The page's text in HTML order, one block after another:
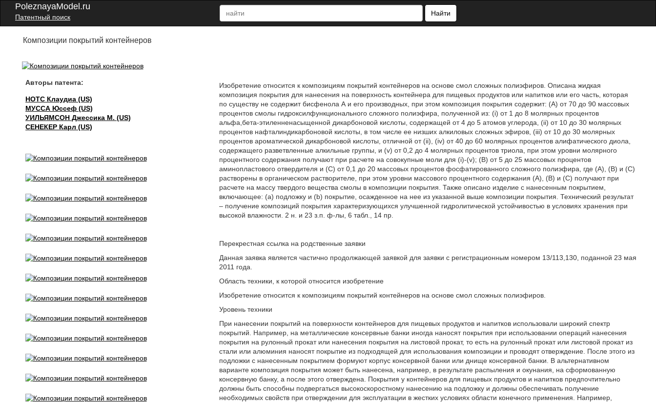
PoleznayaModel.ru
Патентный поиск
Найти
Композиции покрытий контейнеров
Авторы патента:
НОТС Клаудиа (US)
МУССА Юссеф (US)
УИЛЬЯМСОН Джессика М. (US)
СЕНЕКЕР Карл (US)
Изобретение относится к композициям покрытий контейнеров на основе смол сложных полиэфиров. Описана жидкая
композиция покрытия для нанесения на поверхность контейнера для пищевых продуктов или напитков или его часть, которая
по существу не содержит бисфенола А и его производных, при этом композиция покрытия содержит: (А) от 70 до 90 массовых
процентов смолы гидроксилфункционального сложного полиэфира, полученной из: (i) от 1 до 8 молярных процентов
альфа,бета-этиленненасыщенной дикарбоновой кислоты, содержащей от 4 до 5 атомов углерода, (ii) от 10 до 30 молярных
процентов нафталиндикарбоновой кислоты, в том числе ее низших алкиловых сложных эфиров, (iii) от 10 до 30 молярных
процентов ароматической дикарбоновой кислоты, отличной от (ii), (iv) от 40 до 60 молярных процентов алифатического диола,
содержащего разветвленные алкильные группы, и (v) от 0,2 до 4 молярных процентов триола, при этом уровни молярного
процентного содержания получают при расчете на совокупные моли для (i)-(v); (B) от 5 до 25 массовых процентов
аминопластового отвердителя и (С) от 0,1 до 20 массовых процентов фосфатированного сложного полиэфира, где (А), (B) и (С)
растворены в органическом растворителе, при этом уровни массового процентного содержания (А), (В) и (С) получают при
расчете на массу твердого вещества смолы в композиции покрытия. Также описано изделие с нанесенным покрытием,
включающее: (a) подложку и (b) покрытие, осажденное на нее из указанной выше композиции покрытия. Технический результат
– получение композиций покрытия характеризующихся улучшенной гидролитической устойчивостью в условиях хранения при
высокой влажности. 2 н. и 23 з.п. ф-лы, 6 табл., 14 пр.
Перекрестная ссылка на родственные заявки
Данная заявка является частично продолжающей заявкой для заявки с регистрационным номером 13/113,130, поданной 23 мая
2011 года.
Область техники, к которой относится изобретение
Изобретение относится к композициям покрытий контейнеров на основе смол сложных полиэфиров.
Уровень техники
При нанесении покрытий на поверхности контейнеров для пищевых продуктов и напитков использовали широкий спектр
покрытий. Например, на металлические консервные банки иногда наносят покрытия при использовании операций нанесения
покрытия на рулонный прокат или нанесения покрытия на листовой прокат, то есть на рулонный прокат или листовой прокат из
стали или алюминия наносят покрытие из подходящей для использования композиции и проводят отверждение. После этого из
подложки с нанесенным покрытием формуют корпус консервной банки или днище консервной банки. В альтернативном
варианте композиция покрытия может быть нанесена, например, в результате распыления и окунания, на сформованную
консервную банку, а после этого отверждена. Покрытия у контейнеров для пищевых продуктов и напитков предпочтительно
должны быть способны подвергаться высокоскоростному нанесению на подложку и должны обеспечивать получение
необходимых свойств при отверждении для эксплуатации в жестких условиях области конечного применения. Например,